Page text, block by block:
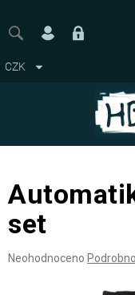
obsah
CZK
set
Průměrné
Neohodnoceno